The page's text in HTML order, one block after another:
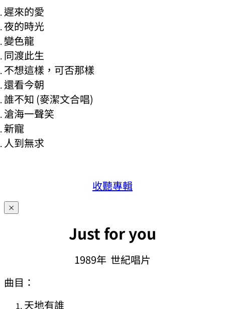
遲來的愛
夜的時光
變色龍
同渡此生
不想這樣，可否那樣
還看今朝
誰不知 (麥潔文合唱)
滄海一聲笑
新寵
人到無求
收聽專輯
×
Just for you
1989年 世紀唱片
曲目：
天地有誰